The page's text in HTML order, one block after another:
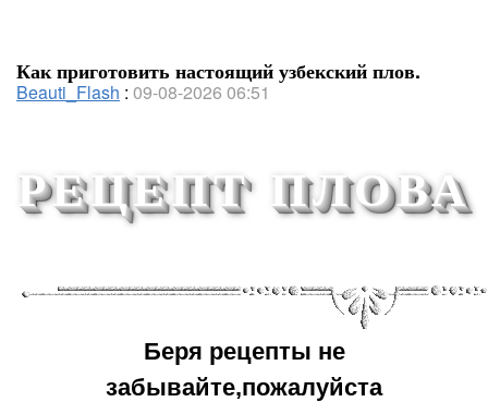
Как приготовить настоящий узбекский плов.
Beauti_Flash : 09-08-2026 06:51
РЕЦЕПТ ПЛОВА
Беря рецепты не
забывайте,пожалуйста